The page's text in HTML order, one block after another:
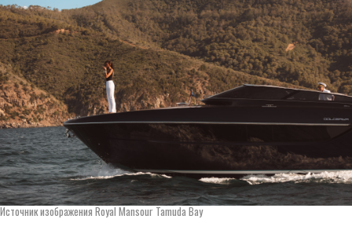
Источник изображения Royal Mansour Tamuda Bay